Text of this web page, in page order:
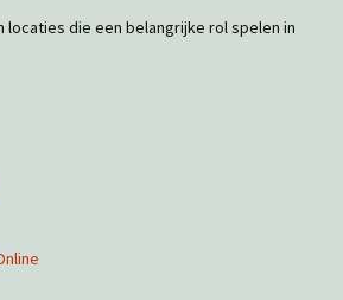
locaties die een belangrijke rol spelen in